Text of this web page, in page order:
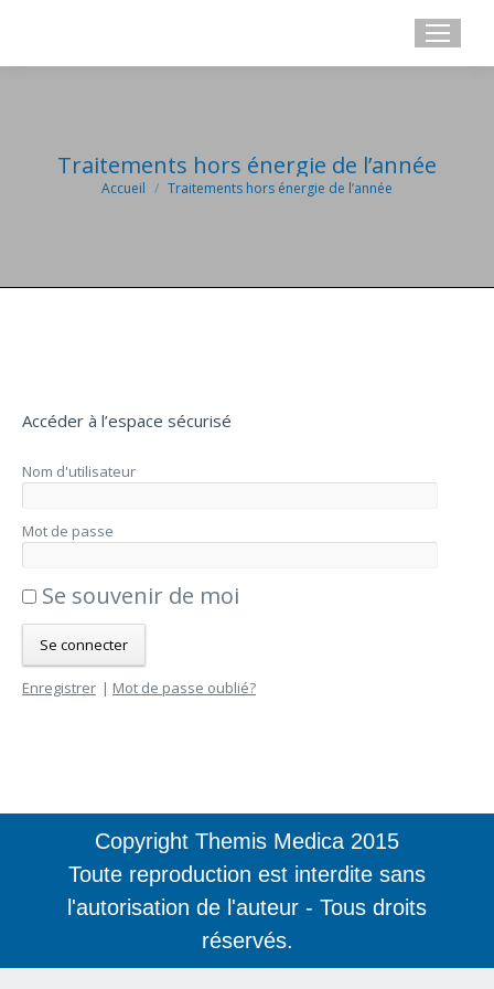
Traitements hors énergie de l’année
Vous êtes ici :
Accueil Traitements hors énergie de l’année
Accéder à l’espace sécurisé
Nom d'utilisateur
Mot de passe
Se souvenir de moi
Enregistrer | Mot de passe oublié?
Copyright Themis Medica 2015
Toute reproduction est interdite sans
l'autorisation de l'auteur - Tous droits
réservés.